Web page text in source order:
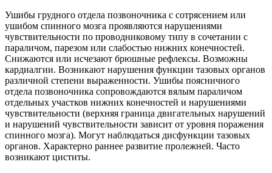
Ушибы грудного отдела позвоночника с сотрясением или
ушибом спинного мозга проявляются нарушениями
чувствительности по проводниковому типу в сочетании с
параличом, парезом или слабостью нижних конечностей.
Снижаются или исчезают брюшные рефлексы. Возможны
кардиалгии. Возникают нарушения функции тазовых органов
различной степени выраженности. Ушибы поясничного
отдела позвоночника сопровождаются вялым параличом
отдельных участков нижних конечностей и нарушениями
чувствительности (верхняя граница двигательных нарушений
и нарушений чувствительности зависит от уровня поражения
спинного мозга). Могут наблюдаться дисфункции тазовых
органов. Характерно раннее развитие пролежней. Часто
возникают циститы.